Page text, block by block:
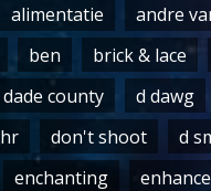
alimentatie
andre
ben brick & lace
dade county
d dawg
don't shoot
d
enchanting